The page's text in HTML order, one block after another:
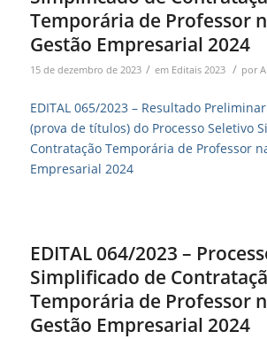
Temporária de Professor
Gestão Empresarial 2024
15 de dezembro de 2023 / em Editais 2023 / por
EDITAL 065/2023 – Resultado
(prova de títulos) do Processo Seletivo
Contratação Temporária de Professor
Empresarial 2024
EDITAL 064/2023 –
Simplificado de
Temporária de Professor
Gestão Empresarial 2024